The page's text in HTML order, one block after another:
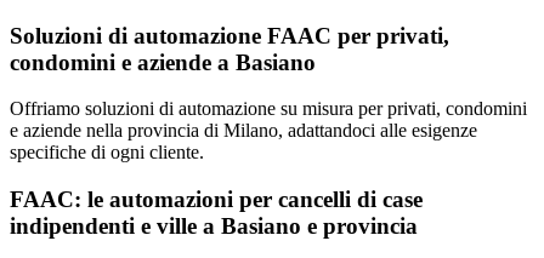
Soluzioni di automazione FAAC per privati,
condomini e aziende a Basiano
Offriamo soluzioni di automazione su misura per privati, condomini
e aziende nella provincia di Milano, adattandoci alle esigenze
specifiche di ogni cliente.
FAAC: le automazioni per cancelli di case
indipendenti e ville a Basiano e provincia